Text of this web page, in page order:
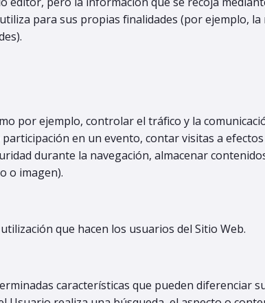
para sus propias finalidades (por ejemplo, la
por ejemplo, controlar el tráfico y la
en un evento, contar visitas a
durante la navegación, almacenar
o imagen).
que hacen los usuarios del Sitio Web.
características que pueden diferenciar